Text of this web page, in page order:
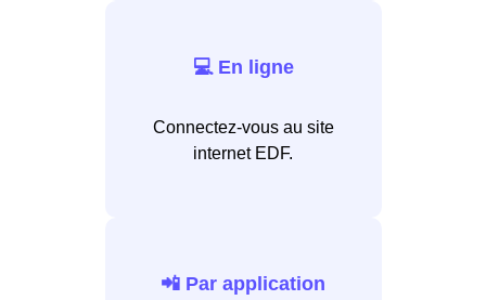
💻 En ligne
Connectez-vous au site
internet EDF.
📲 Par application